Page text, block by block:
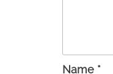
Name *